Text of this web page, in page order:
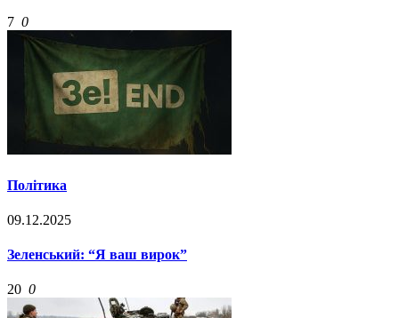
7 0
Політика
09.12.2025
Зеленський: “Я ваш вирок”
20 0